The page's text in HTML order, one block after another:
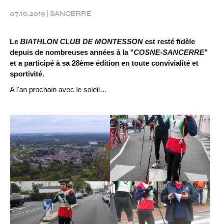
07.10.2019 SANCERRE
Le BIATHLON CLUB DE MONTESSON est resté fidèle
depuis de nombreuses années à la "COSNE-SANCERRE"
et a participé à sa 28ème édition en toute convivialité et
sportivité.
A l'an prochain avec le soleil…
Chargement des images en cours...